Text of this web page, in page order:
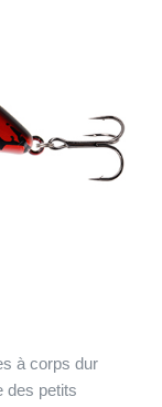
à corps dur
des petits